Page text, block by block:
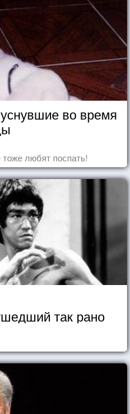
во время
любят поспать!
так рано